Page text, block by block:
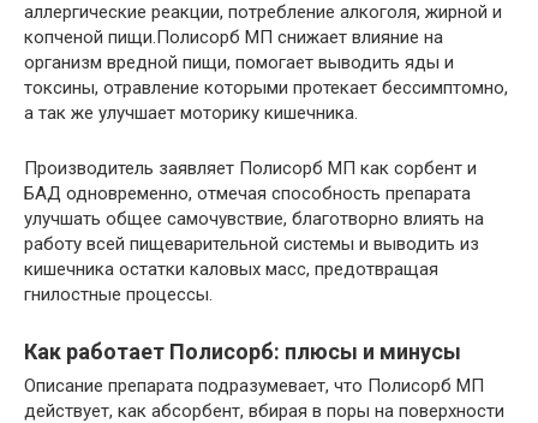
аллергические реакции, потребление алкоголя, жирной и
копченой пищи.Полисорб МП снижает влияние на
организм вредной пищи, помогает выводить яды и
токсины, отравление которыми протекает бессимптомно,
а так же улучшает моторику кишечника.
Производитель заявляет Полисорб МП как сорбент и
БАД одновременно, отмечая способность препарата
улучшать общее самочувствие, благотворно влиять на
работу всей пищеварительной системы и выводить из
кишечника остатки каловых масс, предотвращая
гнилостные процессы.
Как работает Полисорб: плюсы и минусы
Описание препарата подразумевает, что Полисорб МП
действует, как абсорбент, вбирая в поры на поверхности